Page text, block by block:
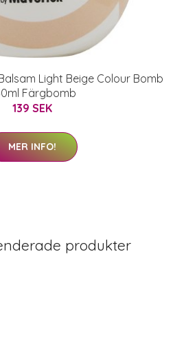
Light Beige Colour Bomb
Färgbomb
139 SEK
MER INFO!
produkter